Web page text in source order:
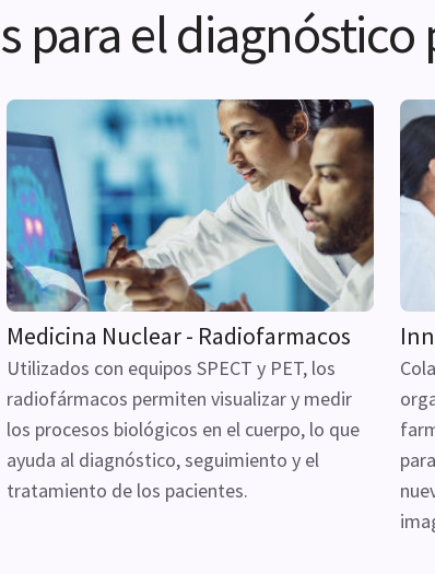
para el diagnóstico
Medicina Nuclear - Radiofarmacos
Utilizados con equipos SPECT y PET, los
radiofármacos permiten visualizar y medir
los procesos biológicos en el cuerpo, lo que
ayuda al diagnóstico, seguimiento y el
tratamiento de los pacientes.